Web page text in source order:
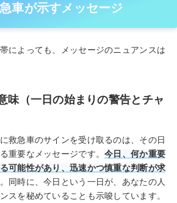
車が示すメッセージ
によっても、メッセージのニュアンスは
味（一日の始まりの警告とチャ
救急車のサインを受け取るのは、その日
重要なメッセージです。今日、何か重要
可能性があり、迅速かつ慎重な判断が求
同時に、今日という一日が、あなたの人
スを秘めていることも示唆しています。